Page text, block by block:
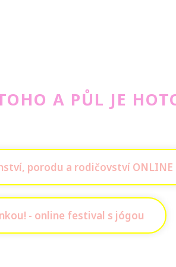
A PŮL JE
porodu a rodičovství ONLINE
- online festival s jógou